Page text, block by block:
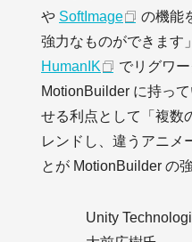
や SoftImage
の機能
強力なものができます
HumanIK
でリグワ
MotionBuilder に持っ
せる利点として「複数
レンドし、違うアニメ
とが MotionBuilder の
Unity